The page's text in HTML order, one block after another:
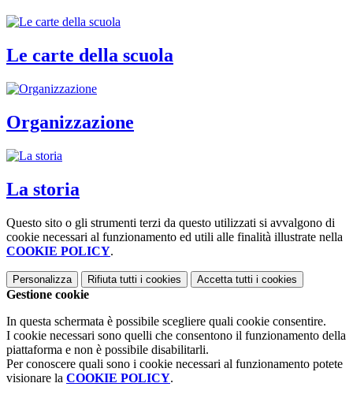
Le carte della scuola
Organizzazione
La storia
Questo sito o gli strumenti terzi da questo utilizzati si avvalgono di
cookie necessari al funzionamento ed utili alle finalità illustrate nella
COOKIE POLICY.
Personalizza Rifiuta tutti i cookies Accetta tutti i cookies
Gestione cookie
In questa schermata è possibile scegliere quali cookie consentire.
I cookie necessari sono quelli che consentono il funzionamento della
piattaforma e non è possibile disabilitarli.
Per conoscere quali sono i cookie necessari al funzionamento potete
visionare la COOKIE POLICY.